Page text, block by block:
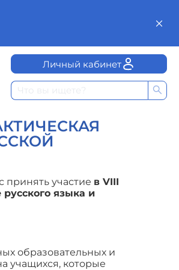
Личный кабинет
принять участие в VIII
языка и
образовательных и
учащихся, которые